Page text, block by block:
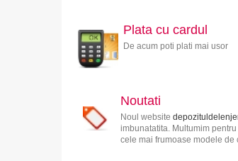
Plata cu cardul
De acum poti plati mai usor
Noutati
Noul website
imbunatatita. Multumim
cele mai frumoase modele